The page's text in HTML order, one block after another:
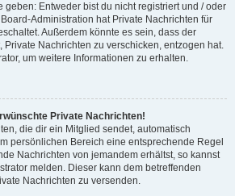
geben: Entweder bist du nicht registriert und / oder
Administration hat Private Nachrichten für
Außerdem könnte es sein, dass der
Private Nachrichten zu verschicken, entzogen hat.
um weitere Informationen zu erhalten.
Private Nachrichten!
die dir ein Mitglied sendet, automatisch
persönlichen Bereich eine entsprechende Regel
Nachrichten von jemandem erhältst, so kannst
melden. Dieser kann dem betreffenden
Nachrichten zu versenden.